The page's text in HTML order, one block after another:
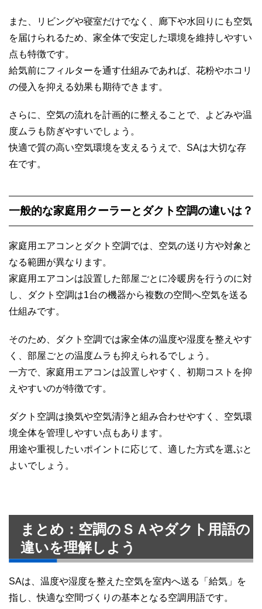
また、リビングや寝室だけでなく、廊下や水回りにも空気
を届けられるため、家全体で安定した環境を維持しやすい
点も特徴です。
給気前にフィルターを通す仕組みであれば、花粉やホコリ
の侵入を抑える効果も期待できます。
さらに、空気の流れを計画的に整えることで、よどみや温
度ムラも防ぎやすいでしょう。
快適で質の高い空気環境を支えるうえで、SAは大切な存
在です。
一般的な家庭用クーラーとダクト空調の違いは？
家庭用エアコンとダクト空調では、空気の送り方や対象と
なる範囲が異なります。
家庭用エアコンは設置した部屋ごとに冷暖房を行うのに対
し、ダクト空調は1台の機器から複数の空間へ空気を送る
仕組みです。
そのため、ダクト空調では家全体の温度や湿度を整えやす
く、部屋ごとの温度ムラも抑えられるでしょう。
一方で、家庭用エアコンは設置しやすく、初期コストを抑
えやすいのが特徴です。
ダクト空調は換気や空気清浄と組み合わせやすく、空気環
境全体を管理しやすい点もあります。
用途や重視したいポイントに応じて、適した方式を選ぶと
よいでしょう。
まとめ：空調のＳＡやダクト用語の
違いを理解しよう
SAは、温度や湿度を整えた空気を室内へ送る「給気」を
指し、快適な空間づくりの基本となる空調用語です。